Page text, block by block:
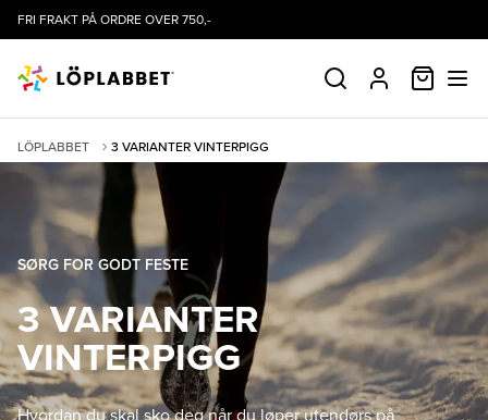
FRI FRAKT PÅ ORDRE OVER 750,-
SØK PROFIL
LÖPLABBET 3 VARIANTER VINTERPIGG
SØRG FOR GODT FESTE
3 VARIANTER
VINTERPIGG